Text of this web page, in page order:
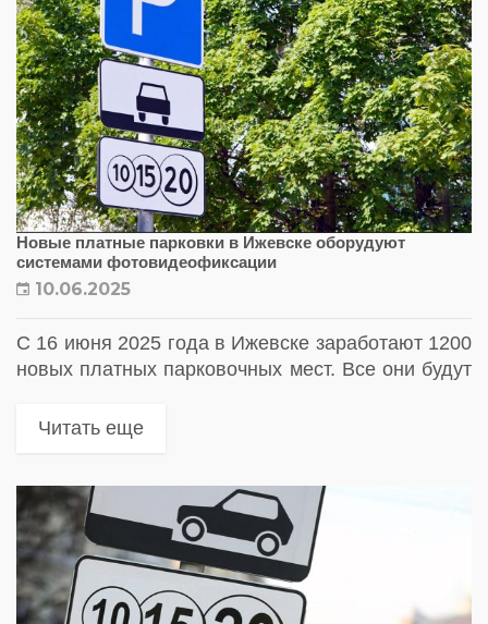
Новые платные парковки в Ижевске оборудуют
системами фотовидеофиксации
10.06.2025
С 16 июня 2025 года в Ижевске заработают 1200
новых платных парковочных мест. Все они будут
Читать еще